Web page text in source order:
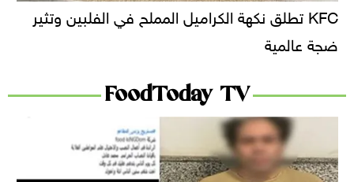
KFC تطلق نكهة الكراميل المملح في الفلبين وتثير
ضجة عالمية
FoodToday TV